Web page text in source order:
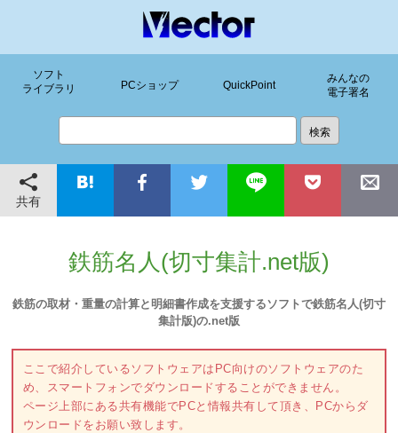
ソフト
ライブラリ
PCショップ QuickPoint
みんなの
電子署名
共有
鉄筋名人(切寸集計.net版)
鉄筋の取材・重量の計算と明細書作成を支援するソフトで鉄筋名人(切寸
集計版)の.net版
ここで紹介しているソフトウェアはPC向けのソフトウェアのた
め、スマートフォンでダウンロードすることができません。
ページ上部にある共有機能でPCと情報共有して頂き、PCからダ
ウンロードをお願い致します。